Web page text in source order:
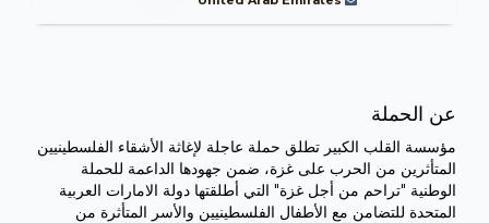
عن الحملة
مؤسسة القلب الكبير تطلق حملة عاجلة لإغاثة الأشقاء الفلسطينيين
المتأثرين من الحرب على غزة، ضمن جهودها الداعمة للحملة
الوطنية "تراحم من أجل غزة" التي أطلقتها دولة الامارات العربية
المتحدة للتضامن مع الأطفال الفلسطينيين والأسر المتأثرة من